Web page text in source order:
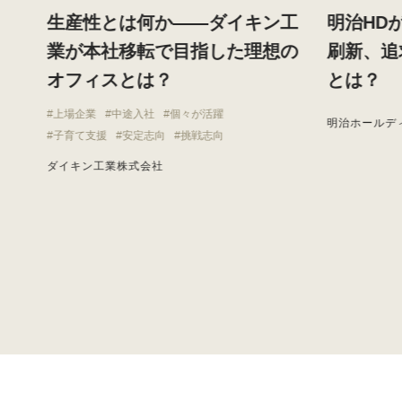
生産性とは何か——ダイキン工
業が本社移転で目指した理想の
オフィスとは？
上場企業 中途入社
個々が活躍
子育て支援
安定志向 挑戦志向
ダイキン工業株式会社
明治HD
刷新、
とは？
明治ホールデ